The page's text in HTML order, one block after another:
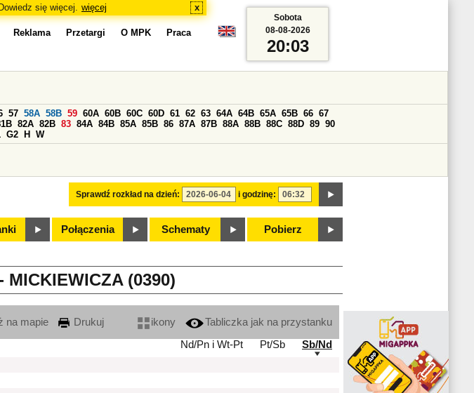
się więcej. więcej x
Reklama Przetargi O MPK Praca
Sprawdź rozkład na dzień: i godzinę:
57 58A 58B 59 60A 60B 60C 60D 61 62 63 64A 64B 65A 65B 66 67
82A 82B 83 84A 84B 85A 85B 86 87A 87B 88A 88B 88C 88D 89 90
G2 H W
Połączenia Schematy Pobierz
Sobota
08-08-2026
20:03
MICKIEWICZA (0390)
na mapie Drukuj ikony
Tabliczka jak na przystanku
Nd/Pn i Wt-Pt
Pt/Sb
Sb/Nd